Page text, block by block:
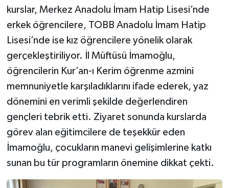
kurslar, Merkez Anadolu İmam Hatip Lisesi’nde
erkek öğrencilere, TOBB Anadolu İmam Hatip
Lisesi’nde ise kız öğrencilere yönelik olarak
gerçekleştiriliyor. İl Müftüsü İmamoğlu,
öğrencilerin Kur’an-ı Kerim öğrenme azmini
memnuniyetle karşıladıklarını ifade ederek, yaz
dönemini en verimli şekilde değerlendiren
gençleri tebrik etti. Ziyaret sonunda kurslarda
görev alan eğitimcilere de teşekkür eden
İmamoğlu, çocukların manevi gelişimlerine katkı
sunan bu tür programların önemine dikkat çekti.